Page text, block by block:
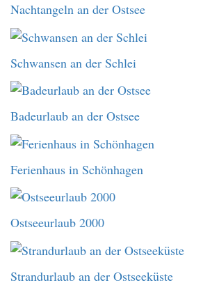
Nachtangeln an der Ostsee
Schwansen an der Schlei
Badeurlaub an der Ostsee
Ferienhaus in Schönhagen
Ostseeurlaub 2000
Strandurlaub an der Ostseeküste